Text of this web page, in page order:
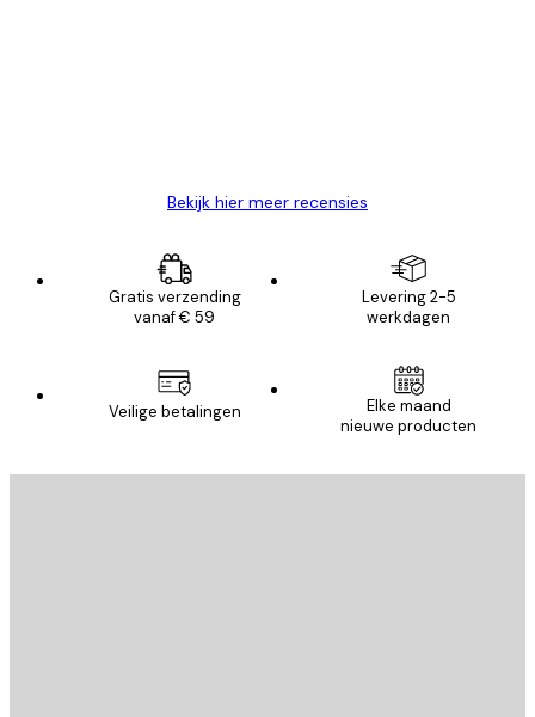
Bekijk hier meer recensies
Gratis verzending
vanaf € 59
Levering 2-5
werkdagen
Veilige betalingen
Elke maand
nieuwe producten